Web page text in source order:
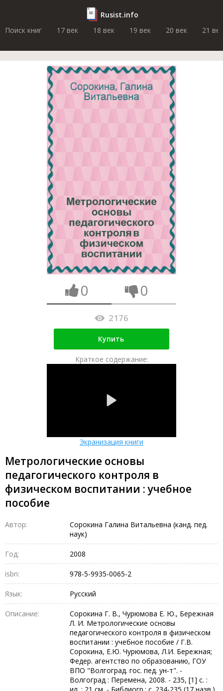
Rusist.info
Поиск книг
17 век 18 век 19 век 20 век 21 век
0 0
2176
Купить
Краткое содержание:
Экранизация книги
Метрологические основы
педагогического контроля в
физическом воспитании : учебное
пособие
Автор:
Сорокина Галина Витальевна (канд. пед.
наук)
Год: 2008
isbn: 978-5-9935-0065-2
Язык: Русский
Описание:
Сорокина Г. В., Чурюмова Е. Ю., Бережная
Л. И. Метрологические основы
педагогического контроля в физическом
воспитании : учебное пособие / Г.В.
Сорокина, Е.Ю. Чурюмова, Л.И. Бережная;
Федер. агентство по образованию, ГОУ
ВПО "Волгоград. гос. пед. ун-т". -
Волгоград : Перемена, 2008. - 235, [1] с. :
ил. ; 21 см. - Библиогр.: с. 234-235 (17 назв.)